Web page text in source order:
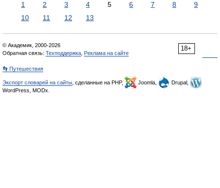
1 2 3 4 5 6 7 8
9
10
11 12 13
18+
© Академик, 2000-2026
Обратная связь: Техподдержка Реклама на сайте
👣 Путешествия
Экспорт словарей на сайты , сделанные на PHP, Joomla,
Drupal,
WordPress, MODx.